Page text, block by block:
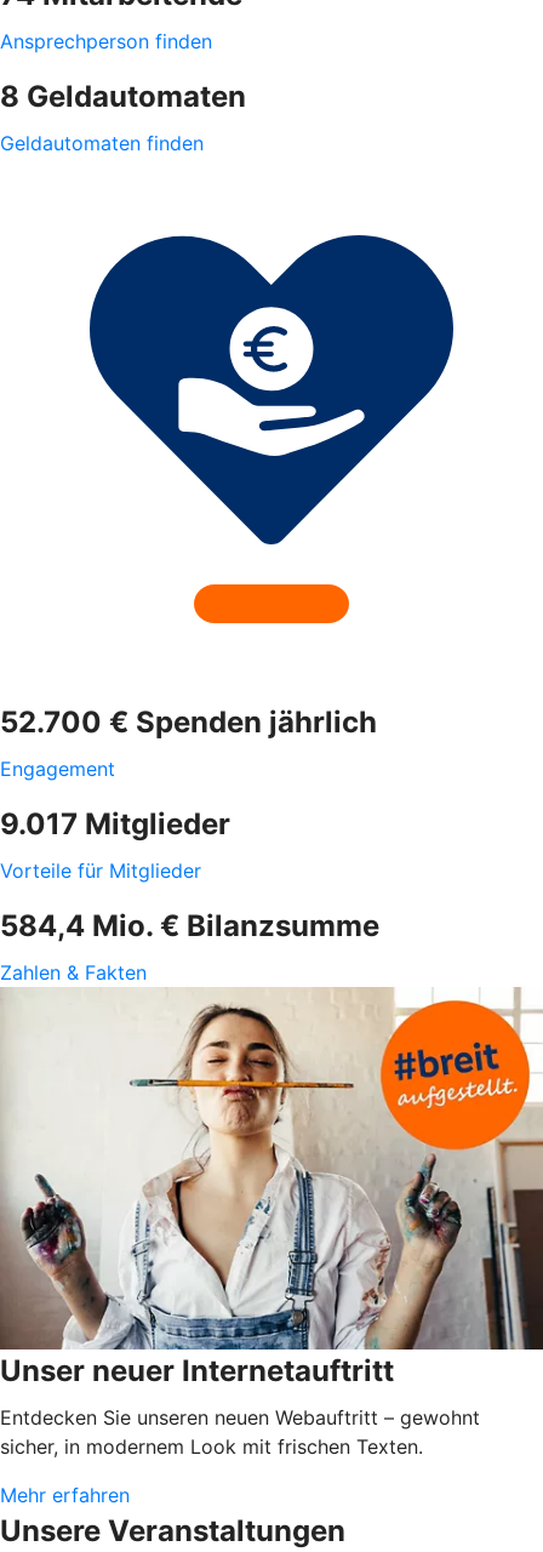
Ansprechperson finden
8 Geldautomaten
Geldautomaten finden
52.700 € Spenden jährlich
Engagement
9.017 Mitglieder
Vorteile für Mitglieder
584,4 Mio. € Bilanzsumme
Zahlen & Fakten
Unser neuer Internetauftritt
Entdecken Sie unseren neuen Webauftritt – gewohnt
sicher, in modernem Look mit frischen Texten.
Mehr erfahren
Unsere Veranstaltungen